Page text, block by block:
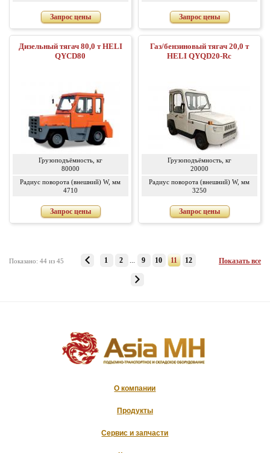
Запрос цены Запрос цены
Дизельный тягач 80,0 т HELI
QYCD80
Грузоподъёмность, кг
80000
Радиус поворота (внешний) W, мм
4710
Запрос цены
Газ/бензиновый тягач 20,0 т
HELI QYQD20-Rc
Грузоподъёмность, кг
20000
Радиус поворота (внешний) W, мм
3250
Запрос цены
Показано: 44 из 45 Показать все
1 2 ... 9 10 11 12
О компании
Продукты
Сервис и запчасти